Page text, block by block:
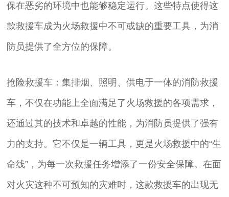
保在恶劣的环境中也能够稳定运行。这些特点使得这
款救援车成为火场救援中不可或缺的重要工具，为消
防员提供了全方位的保障。
抢险救援车：集排烟、照明、供电于一体的消防救援
车，不仅在功能上全面满足了火场救援的各项需求，
还通过其的技术和卓越的性能，为消防员提供了强有
力的支持。它不仅是一辆工具，更是火场救援中的“生
命线”，为每一次救援任务增添了一份安全保障。在面
对火灾这种不可预知的灾难时，这款救援车的出现无